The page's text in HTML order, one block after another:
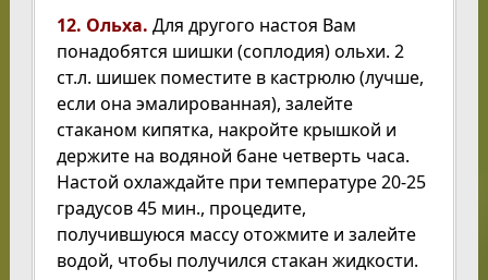
12. Ольха. Для другого настоя Вам
понадобятся шишки (соплодия) ольхи. 2
ст.л. шишек поместите в кастрюлю (лучше,
если она эмалированная), залейте
стаканом кипятка, накройте крышкой и
держите на водяной бане четверть часа.
Настой охлаждайте при температуре 20-25
градусов 45 мин., процедите,
получившуюся массу отожмите и залейте
водой, чтобы получился стакан жидкости.